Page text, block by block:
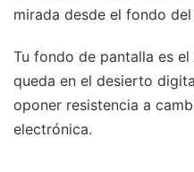
mirada desde el fondo
Tu fondo de pantalla es
queda en el desierto
oponer resistencia a
electrónica.